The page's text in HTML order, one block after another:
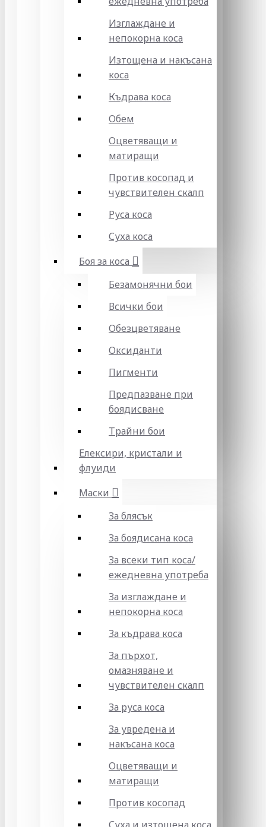
Изглаждане и
непокорна коса
Изтощена и накъсана
коса
Къдрава коса
Обем
Оцветяващи и
матиращи
Против косопад и
чувствителен скалп
Руса коса
Суха коса
Боя за коса
Безамонячни бои
Всички бои
Обезцветяване
Оксиданти
Пигменти
Предпазване при
боядисване
Трайни бои
Елексири, кристали и
флуиди
Маски
За блясък
За боядисана коса
За всеки тип коса/
ежедневна употреба
За изглаждане и
непокорна коса
За къдрава коса
За пърхот,
омазняване и
чувствителен скалп
За руса коса
За увредена и
накъсана коса
Оцветяващи и
матиращи
Против косопад